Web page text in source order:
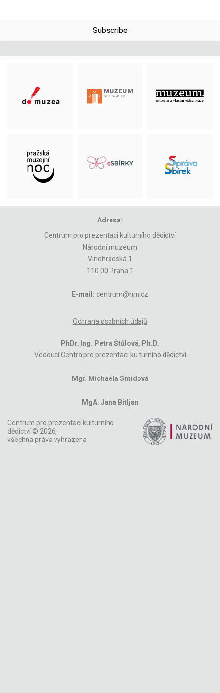
Subscribe
Adresa:
Centrum pro prezentaci kulturního dědictví
Národní muzeum
Vinohradská 1
110 00 Praha 1
E-mail: centrum@nm.cz
Ochrana osobních údajů
PhDr. Ing. Petra Štůlová, Ph.D.
Vedoucí Centra pro prezentaci kulturního dědictví
Mgr. Michaela Smidová
MgA. Jana Bitljan
Centrum pro prezentaci kulturního
dědictví © 2026,
všechna práva vyhrazena